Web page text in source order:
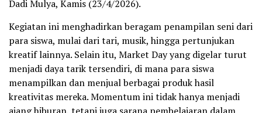
Dadi Mulya, Kamis (23/4/2026).
Kegiatan ini menghadirkan beragam penampilan seni dari
para siswa, mulai dari tari, musik, hingga pertunjukan
kreatif lainnya. Selain itu, Market Day yang digelar turut
menjadi daya tarik tersendiri, di mana para siswa
menampilkan dan menjual berbagai produk hasil
kreativitas mereka. Momentum ini tidak hanya menjadi